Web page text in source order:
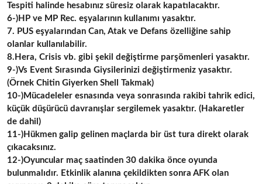
Tespiti halinde hesabınız süresiz olarak kapatılacaktır.
6-)HP ve MP Rec. eşyalarının kullanımı yasaktır.
7. PUS eşyalarından Can, Atak ve Defans özelliğine sahip
olanlar kullanılabilir.
8.Hera, Crisis vb. gibi şekil değiştirme parşömenleri yasaktır.
9-)Vs Event Sırasında Giysilerinizi değiştirmeniz yasaktır.
(Örnek Chitin Giyerken Shell Takmak)
10-)Mücadeleler esnasında veya sonrasında rakibi tahrik edici,
küçük düşürücü davranışlar sergilemek yasaktır. (Hakaretler
de dahil)
11-)Hükmen galip gelinen maçlarda bir üst tura direkt olarak
çıkacaksınız.
12-)Oyuncular maç saatinden 30 dakika önce oyunda
bulunmalıdır. Etkinlik alanına çekildikten sonra AFK olan